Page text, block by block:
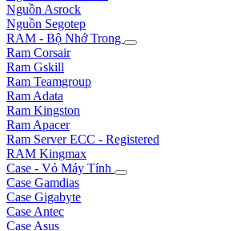
Nguồn Asrock
Nguồn Segotep
RAM - Bộ Nhớ Trong
Ram Corsair
Ram Gskill
Ram Teamgroup
Ram Adata
Ram Kingston
Ram Apacer
Ram Server ECC - Registered
RAM Kingmax
Case - Vỏ Máy Tính
Case Gamdias
Case Gigabyte
Case Antec
Case Asus